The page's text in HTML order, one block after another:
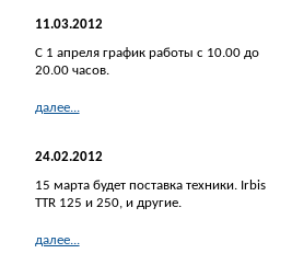
11.03.2012
С 1 апреля график работы с 10.00 до
20.00 часов.
далее...
24.02.2012
15 марта будет поставка техники. Irbis
TTR 125 и 250, и другие.
далее...